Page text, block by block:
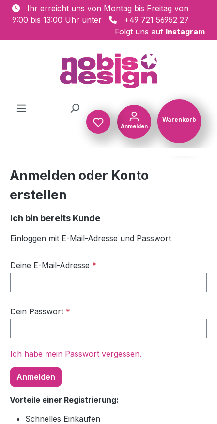
Zum Hauptinhalt springen
Ihr erreicht uns von Montag bis Freitag von
9:00 bis 13:00 Uhr unter
+49 721 56952 27
Folgt uns auf Instagram
Anmelden
Warenkorb
Anmelden oder Konto
erstellen
Ich bin bereits Kunde
Einloggen mit E-Mail-Adresse und Passwort
Deine E-Mail-Adresse *
Dein Passwort *
Ich habe mein Passwort vergessen.
Anmelden
Vorteile einer Registrierung:
Schnelles Einkaufen